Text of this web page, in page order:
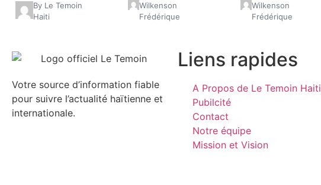
By Le Temoin
Haiti
Wilkenson
Frédérique
Wilkenson
Frédérique
Votre source d’information fiable
pour suivre l’actualité haïtienne et
internationale.
Liens rapides
A Propos de Le Temoin Haiti
Pubilcité
Contact
Notre équipe
Mission et Vision